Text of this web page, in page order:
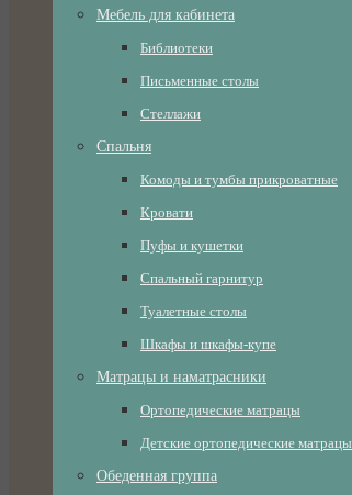
Мебель для кабинета
Библиотеки
Письменные столы
Стеллажи
Спальня
Комоды и тумбы прикроватные
Кровати
Пуфы и кушетки
Спальный гарнитур
Туалетные столы
Шкафы и шкафы-купе
Матрацы и наматрасники
Ортопедические матрацы
Детские ортопедические матрацы
Обеденная группа